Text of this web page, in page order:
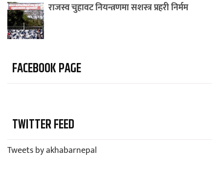
राजस्व चुहावट नियन्त्रणमा सशस्त्र प्रहरी निर्मम
FACEBOOK PAGE
TWITTER FEED
Tweets by akhabarnepal